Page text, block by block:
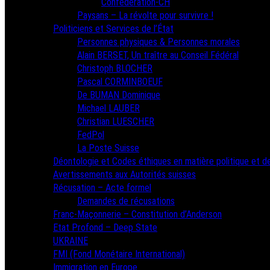
Paysans – La révolte pour survivre !
Politiciens et Services de l’État
Personnes physiques & Personnes morales
Alain BERSET, Un traître au Conseil Fédéral
Christoph BLOCHER
Pascal CORMINBOEUF
De BUMAN Dominique
Michael LAUBER
Christian LUESCHER
FedPol
La Poste Suisse
Déontologie et Codes éthiques en matière politique et
Avertissements aux Autorités suisses
Récusation – Acte formel
Demandes de récusations
Franc-Maçonnerie – Constitution d’Anderson
Etat Profond – Deep State
UKRAINE
FMI (Fond Monétaire International)
Immigration en Europe